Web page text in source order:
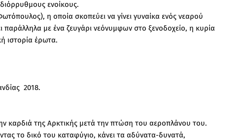
ενοίκους.
η οποία σκοπεύει να γίνει γυναίκα ενός νεαρού
παράλληλα με ένα ζευγάρι νεόνυμφων στο ξενοδοχείο, η κυρία
ιστορία έρωτα.
2018.
καρδιά της Αρκτικής μετά την πτώση του αεροπλάνου του.
το δικό του καταφύγιο, κάνει τα αδύνατα-δυνατά,